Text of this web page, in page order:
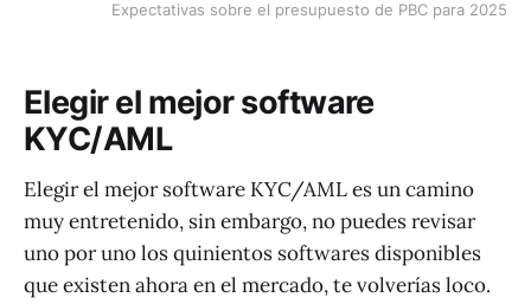
Expectativas sobre el presupuesto de PBC para 2025
Elegir el mejor software
KYC/AML
Elegir el mejor software KYC/AML es un camino
muy entretenido, sin embargo, no puedes revisar
uno por uno los quinientos softwares disponibles
que existen ahora en el mercado, te volverías loco.